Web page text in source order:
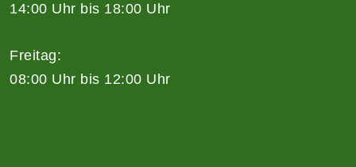
14:00 Uhr bis 18:00 Uhr
Freitag:
08:00 Uhr bis 12:00 Uhr